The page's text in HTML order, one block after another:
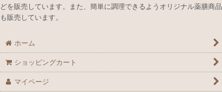
どを販売しています。また、簡単に調理できるようオリジナル薬膳商品
も販売しています。
ホーム
ショッピングカート
マイページ